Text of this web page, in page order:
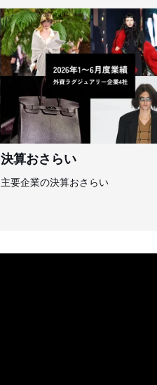
決算おさらい
主要企業の決算おさらい